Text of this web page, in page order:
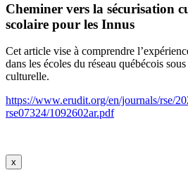
Cheminer vers la sécurisation
scolaire pour les Innus
Cet article vise à comprendre
dans les écoles du réseau québécois
culturelle.
https://www.erudit.org/en/journals/rse/
rse07324/1092602ar.pdf
x